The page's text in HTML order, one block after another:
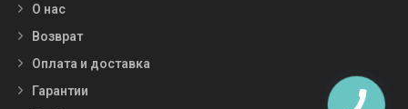
О нас
Возврат
Оплата и доставка
Гарантии